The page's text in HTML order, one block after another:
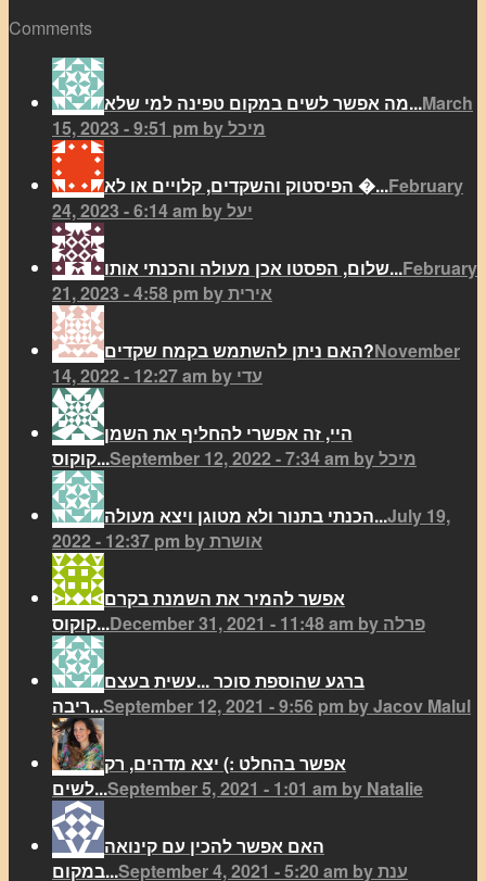
Comments
מה אפשר לשים במקום טפינה למי שלא...March
15, 2023 - 9:51 pm by מיכל
הפיסטוק והשקדים, קלויים או לא �...February
24, 2023 - 6:14 am by יעל
שלום, הפסטו אכן מעולה והכנתי אותו...February
21, 2023 - 4:58 pm by אירית
האם ניתן להשתמש בקמח שקדים?November
14, 2022 - 12:27 am by עדי
היי, זה אפשרי להחליף את השמן
קוקוס...
September 12, 2022 - 7:34 am by מיכל
הכנתי בתנור ולא מטוגן ויצא מעולה...July 19,
2022 - 12:37 pm by אושרת
אפשר להמיר את השמנת בקרם
קוקוס...
December 31, 2021 - 11:48 am by פרלה
ברגע שהוספת סוכר ...עשית בעצם
ריבה...September 12, 2021 - 9:56 pm by Jacov Malul
אפשר בהחלט :) יצא מדהים, רק
לשים...September 5, 2021 - 1:01 am by Natalie
האם אפשר להכין עם קינואה
במקום...
September 4, 2021 - 5:20 am by ענת